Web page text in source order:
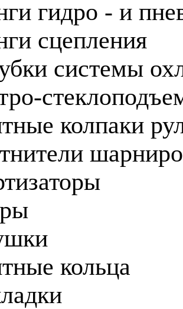
гидро - и
сцепления
системы
колпаки
кольца